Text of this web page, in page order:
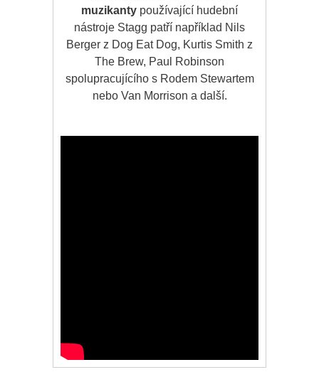
muzikanty používající hudební
nástroje Stagg patří například Nils
Berger z Dog Eat Dog, Kurtis Smith z
The Brew, Paul Robinson
spolupracujícího s Rodem Stewartem
nebo Van Morrison a další.